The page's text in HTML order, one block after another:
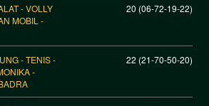
- VOLLY
MOBIL -
20 (06-72-19-22)
- TENIS -
-
22 (21-70-50-20)